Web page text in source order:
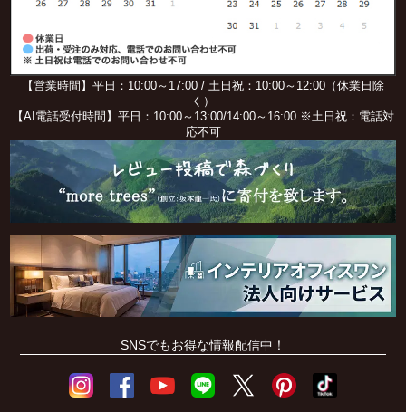
【営業時間】平日：10:00～17:00 / 土日祝：10:00～12:00（休業日除
く）
【AI電話受付時間】平日：10:00～13:00/14:00～16:00 ※土日祝：電話対
応不可
SNSでもお得な情報配信中！